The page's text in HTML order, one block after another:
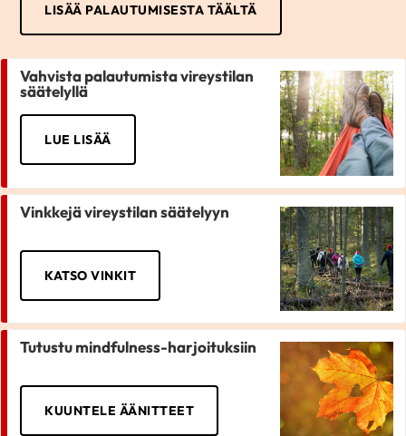
LISÄÄ PALAUTUMISESTA TÄÄLTÄ
Vahvista palautumista vireystilan
säätelyllä
LUE LISÄÄ
Vinkkejä vireystilan säätelyyn
KATSO VINKIT
Tutustu mindfulness-harjoituksiin
KUUNTELE ÄÄNITTEET